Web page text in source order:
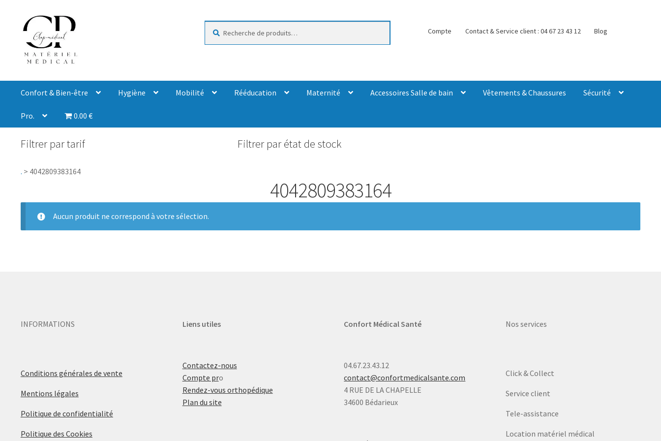
Compte Contact & Service client : 04 67 23 43 12 Blog
Confort & Bien-être Hygiène Mobilité Rééducation Maternité Accessoires Salle de bain Vêtements & Chaussures Sécurité
Pro. 0.00 €
Filtrer par tarif Filtrer par état de stock
. > 4042809383164
4042809383164
Aucun produit ne correspond à votre sélection.
INFORMATIONS
Conditions générales de vente
Mentions légales
Politique de confidentialité
Politique des Cookies
Liens utiles
Contactez-nous
Compte pro
Rendez-vous orthopédique
Plan du site
Confort Médical Santé
04.67.23.43.12
contact@confortmedicalsante.com
4 RUE DE LA CHAPELLE
34600 Bédarieux
Nos services
Click & Collect
Service client
Tele-assistance
Location matériel médical